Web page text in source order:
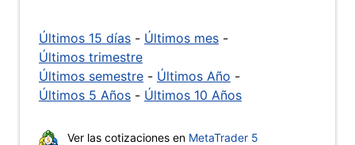
Últimos 15 días - Últimos mes -
Últimos trimestre
Últimos semestre - Últimos Año -
Últimos 5 Años - Últimos 10 Años
Ver las cotizaciones en MetaTrader 5